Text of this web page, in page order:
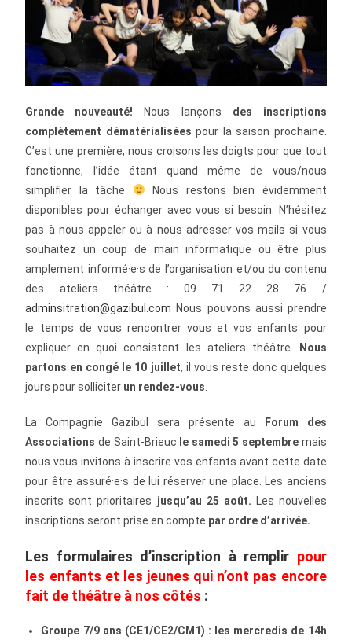
Grande nouveauté! Nous lançons des
inscriptions
complètement dématérialisées pour la saison prochaine.
C’est une première, nous croisons les doigts pour que tout
fonctionne, l’idée étant quand même de vous/nous
simplifier la tâche
Nous restons bien évidemment
disponibles pour échanger avec vous si besoin. N’hésitez
pas à nous appeler ou à nous adresser vos mails si vous
souhaitez un coup de main informatique ou être plus
amplement informé·e·s de l’organisation et/ou du contenu
des ateliers théâtre : 09 71 22 28 76 /
adminsitration@gazibul.com Nous pouvons aussi prendre
le temps de vous rencontrer vous et vos enfants pour
expliquer en quoi consistent les ateliers théâtre.
Nous
partons en congé le 10 juillet, il vous reste donc quelques
jours pour solliciter un rendez-vous
La Compagnie Gazibul sera présente au
Forum des
Associations de Saint-Brieuc le samedi 5 septembre mais
nous vous invitons à inscrire vos enfants avant cette date
pour être assuré·e·s de lui réserver une place. Les anciens
inscrits sont prioritaires jusqu’au 25 août. Les nouvelles
inscriptions seront prise en compte par ordre d’arrivée.
Les formulaires d’inscription à remplir pour
les enfants et les jeunes qui n’ont pas encore
fait de théâtre à nos côtés :
Groupe 7/9 ans (CE1/CE2/CM1) : les mercredis de 14h